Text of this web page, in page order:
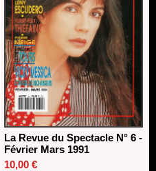
La Revue du Spectacle N° 6 -
Février Mars 1991
10,00 €